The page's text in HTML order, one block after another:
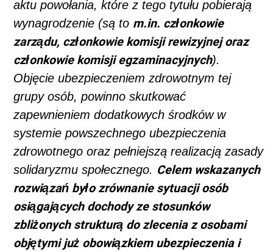
aktu powołania, które z tego tytułu pobierają
wynagrodzenie (są to m.in. członkowie
zarządu, członkowie komisji rewizyjnej oraz
członkowie komisji egzaminacyjnych).
Objęcie ubezpieczeniem zdrowotnym tej
grupy osób, powinno skutkować
zapewnieniem dodatkowych środków w
systemie powszechnego ubezpieczenia
zdrowotnego oraz pełniejszą realizacją zasady
solidaryzmu społecznego. Celem wskazanych
rozwiązań było zrównanie sytuacji osób
osiągających dochody ze stosunków
zbliżonych strukturą do zlecenia z osobami
objętymi już obowiązkiem ubezpieczenia i